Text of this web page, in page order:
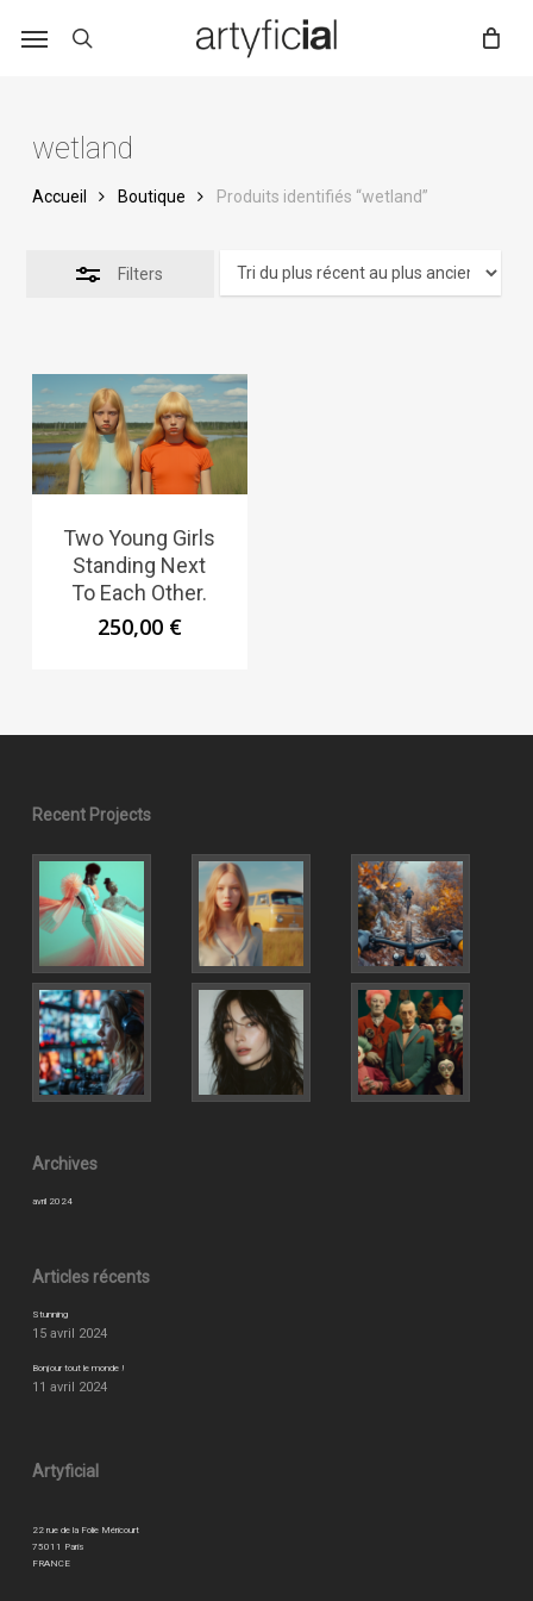
wetland
Accueil Boutique Produits identifiés “wetland”
Filters
Two Young Girls
Standing Next
To Each Other.
250,00 €
Recent Projects
Archives
avril 2024
Articles récents
Stunning
15 avril 2024
Bonjour tout le monde !
11 avril 2024
Artyficial
22 rue de la Folie Méricourt
75011 Paris
FRANCE